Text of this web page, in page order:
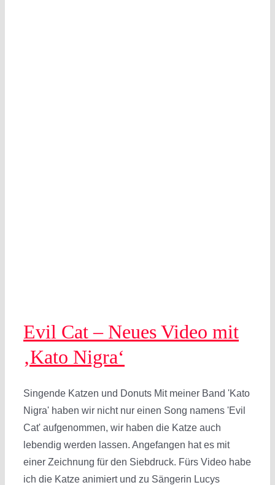
Evil Cat – Neues Video mit
‚Kato Nigra‘
Singende Katzen und Donuts Mit meiner Band 'Kato
Nigra' haben wir nicht nur einen Song namens 'Evil
Cat' aufgenommen, wir haben die Katze auch
lebendig werden lassen. Angefangen hat es mit
einer Zeichnung für den Siebdruck. Fürs Video habe
ich die Katze animiert und zu Sängerin Lucys